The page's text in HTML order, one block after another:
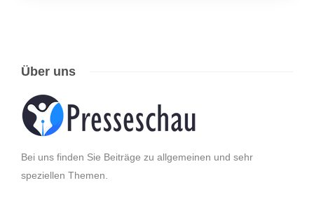
Über uns
Bei uns finden Sie Beiträge zu allgemeinen und sehr
speziellen Themen.